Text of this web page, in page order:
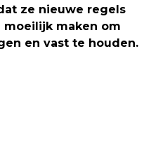
ze nieuwe regels
maken om
en vast te houden.